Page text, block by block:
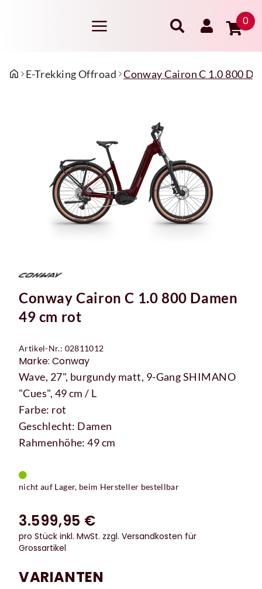
0
E-Trekking Offroad Conway Cairon C 1.0 800
Conway Cairon C 1.0 800 Damen
49 cm rot
Artikel-Nr.: 02811012
Marke: Conway
Wave, 27", burgundy matt, 9-Gang SHIMANO
"Cues", 49 cm / L
Farbe: rot
Geschlecht: Damen
Rahmenhöhe: 49 cm
nicht auf Lager, beim Hersteller bestellbar
3.599,95 €
pro Stück inkl. MwSt. zzgl. Versandkosten für
Grossartikel
VARIANTEN